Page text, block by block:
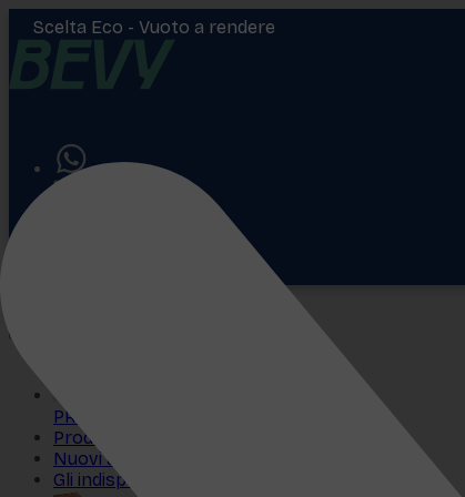
Aiuto
PROMO
Prodotti più venduti
Nuovi arrivi
Gli indispensabili
Scelta Eco - Vuoto a rendere